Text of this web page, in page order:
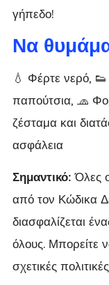
γήπεδο!
Να
💧 Φέρτε νερό,
παπούτσια, 🧢
ζέσταμα και
ασφάλεια
Σημαντικό: Όλες
από τον Κώδικα
διασφαλίζεται
όλους. Μπορείτε
σχετικές πολιτικές